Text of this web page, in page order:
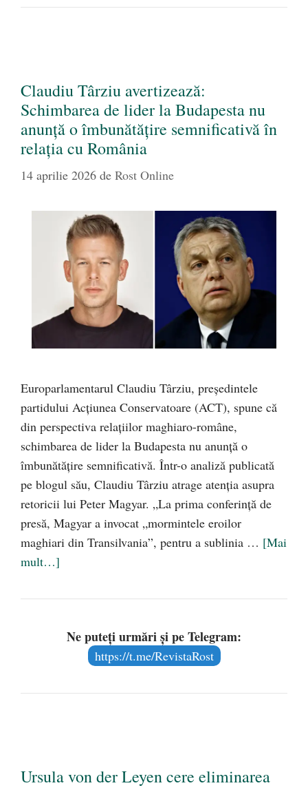
Claudiu Târziu avertizează:
Schimbarea de lider la Budapesta nu
anunță o îmbunătățire semnificativă în
relația cu România
14 aprilie 2026 de Rost Online
Europarlamentarul Claudiu Târziu, președintele
partidului Acțiunea Conservatoare (ACT), spune că
din perspectiva relațiilor maghiaro-române,
schimbarea de lider la Budapesta nu anunță o
îmbunătățire semnificativă. Într-o analiză publicată
pe blogul său, Claudiu Târziu atrage atenția asupra
retoricii lui Peter Magyar. „La prima conferință de
presă, Magyar a invocat „mormintele eroilor
maghiari din Transilvania”, pentru a sublinia … [Mai
mult…]
Ne puteți urmări și pe Telegram:
https://t.me/RevistaRost
Ursula von der Leyen cere eliminarea